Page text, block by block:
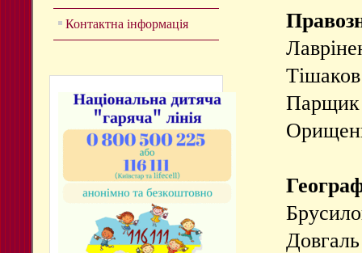
Контактна інформація
Парщик